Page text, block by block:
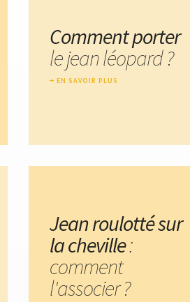
Comment porter
le jean léopard ?
EN SAVOIR PLUS
Jean roulotté sur
la cheville:
comment
l'associer ?